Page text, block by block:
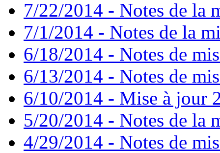
7/22/2014 - Notes de la
7/1/2014 - Notes de la
6/18/2014 - Notes de
6/13/2014 - Notes de
6/10/2014 - Mise à jour
5/20/2014 - Notes de la
4/29/2014 - Notes de